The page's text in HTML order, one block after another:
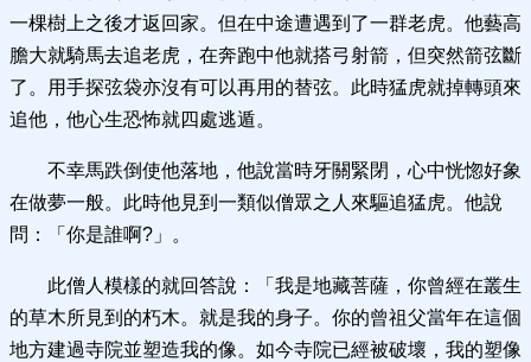
一棵樹上之後才返回家。但在中途遭遇到了一群老虎。他藝高
膽大就騎馬去追老虎，在奔跑中他就搭弓射箭，但突然箭弦斷
了。用手探弦袋亦沒有可以再用的替弦。此時猛虎就掉轉頭來
追他，他心生恐怖就四處逃遁。
不幸馬跌倒使他落地，他說當時牙關緊閉，心中恍惚好象
在做夢一般。此時他見到一類似僧眾之人來驅追猛虎。他說
問：「你是誰啊?」。
此僧人模樣的就回答說：「我是地藏菩薩，你曾經在叢生
的草木所見到的朽木。就是我的身子。你的曾祖父當年在這個
地方建過寺院並塑造我的像。如今寺院已經被破壞，我的塑像